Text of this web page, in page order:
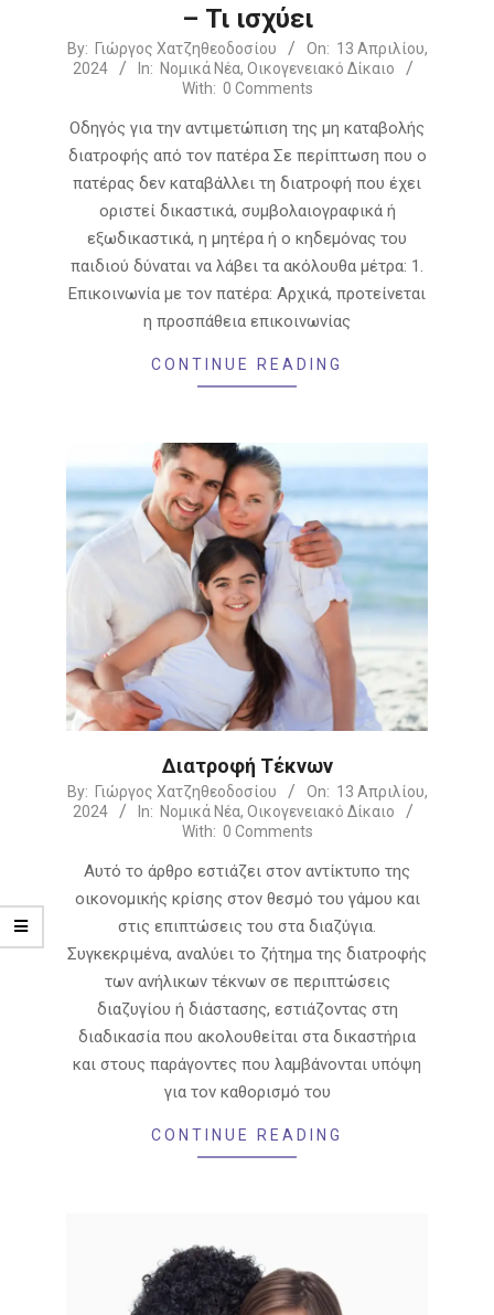
– Τι ισχύει
2024-
04-
By: Γιώργος Χατζηθεοδοσίου On: 13 Απριλίου,
2024
In: Νομικά Νέα, Οικογενειακό Δίκαιο
With: 0 Comments
Οδηγός για την αντιμετώπιση της μη καταβολής
διατροφής από τον πατέρα Σε περίπτωση που ο
πατέρας δεν καταβάλλει τη διατροφή που έχει
οριστεί δικαστικά, συμβολαιογραφικά ή
εξωδικαστικά, η μητέρα ή ο κηδεμόνας του
παιδιού δύναται να λάβει τα ακόλουθα μέτρα: 1.
Επικοινωνία με τον πατέρα: Αρχικά, προτείνεται
η προσπάθεια επικοινωνίας
CONTINUE READING
Διατροφή Τέκνων
2024-
04-
By: Γιώργος Χατζηθεοδοσίου On: 13 Απριλίου,
2024
In: Νομικά Νέα, Οικογενειακό Δίκαιο
With: 0 Comments
Αυτό το άρθρο εστιάζει στον αντίκτυπο της
οικονομικής κρίσης στον θεσμό του γάμου και
στις επιπτώσεις του στα διαζύγια.
Συγκεκριμένα, αναλύει το ζήτημα της διατροφής
των ανήλικων τέκνων σε περιπτώσεις
διαζυγίου ή διάστασης, εστιάζοντας στη
διαδικασία που ακολουθείται στα δικαστήρια
και στους παράγοντες που λαμβάνονται υπόψη
για τον καθορισμό του
CONTINUE READING